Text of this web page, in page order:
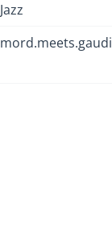
Jazz
mord.meets.gaudi